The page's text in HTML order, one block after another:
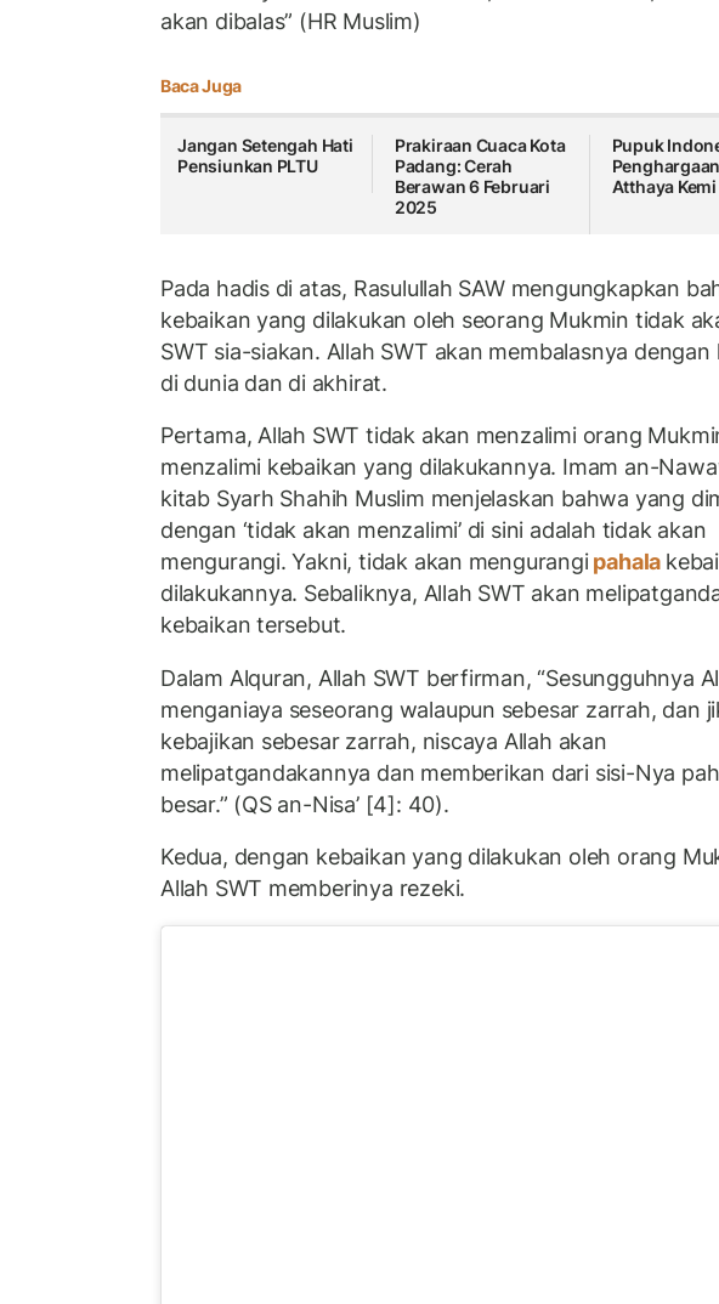
akan dibalas” (HR Muslim)
Baca Juga
Jangan Setengah Hati
Pensiunkan PLTU
Prakiraan Cuaca Kota
Padang: Cerah
Berawan 6 Februari
2025
Pupuk
Atthaya
Pada hadis di atas, Rasulullah SAW mengungkapkan
kebaikan yang dilakukan oleh seorang Mukmin tidak
SWT sia-siakan. Allah SWT akan membalasnya dengan
di dunia dan di akhirat.
Pertama, Allah SWT tidak akan menzalimi orang
menzalimi kebaikan yang dilakukannya. Imam an-
kitab Syarh Shahih Muslim menjelaskan bahwa yang
dengan ‘tidak akan menzalimi’ di sini adalah tidak akan
mengurangi. Yakni, tidak akan mengurangipahala
dilakukannya. Sebaliknya, Allah SWT akan
kebaikan tersebut.
Dalam Alquran, Allah SWT berfirman, “Sesungguhnya
menganiaya seseorang walaupun sebesar zarrah, dan
kebajikan sebesar zarrah, niscaya Allah akan
melipatgandakannya dan memberikan dari sisi-Nya
besar.” (QS an-Nisa’ [4]: 40).
Kedua, dengan kebaikan yang dilakukan oleh orang
Allah SWT memberinya rezeki.